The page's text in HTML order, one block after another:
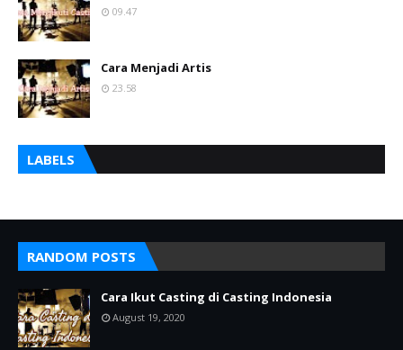
09.47
Cara Menjadi Artis
23.58
LABELS
RANDOM POSTS
Cara Ikut Casting di Casting Indonesia
August 19, 2020